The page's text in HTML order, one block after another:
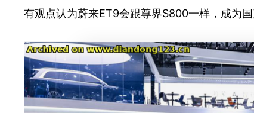
有观点认为蔚来ET9会跟尊界S800一样，成为